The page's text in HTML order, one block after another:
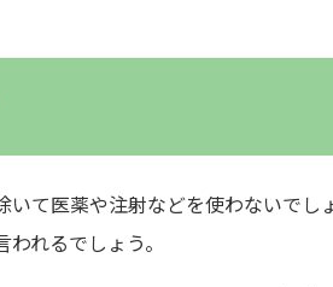
て医薬や注射などを使わないでしょ
れるでしょう。